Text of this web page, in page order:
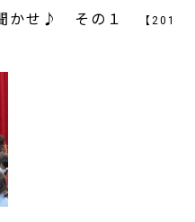
聞かせ♪ その１
【201